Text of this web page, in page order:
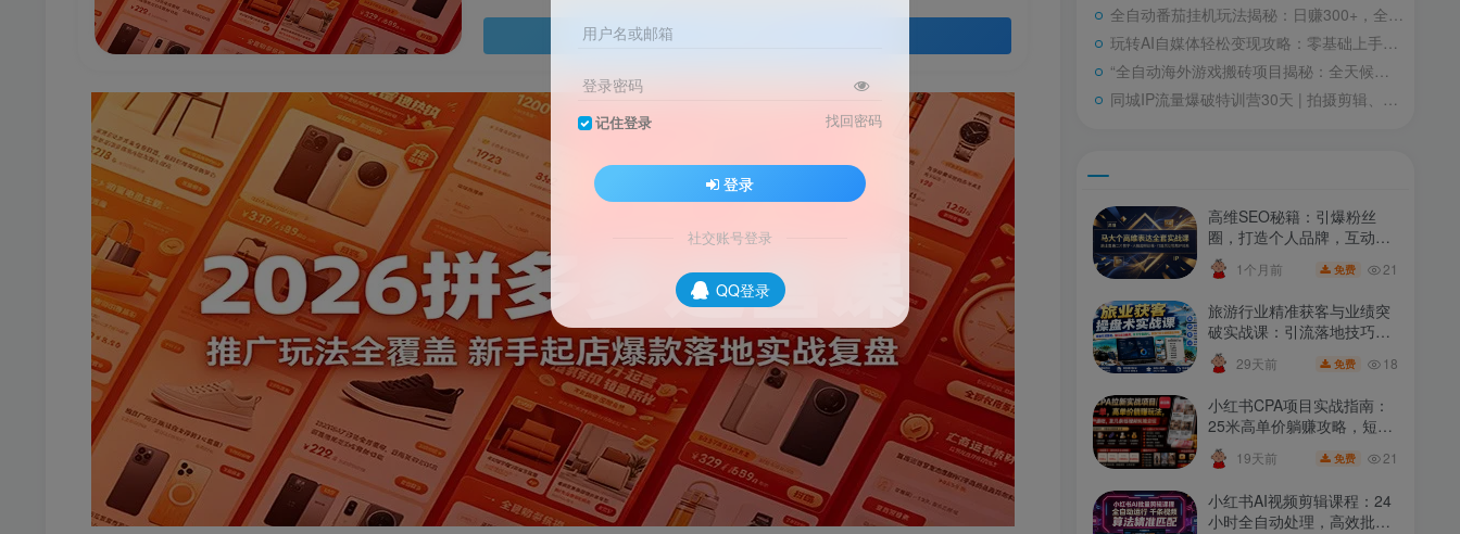
全自动番茄挂机玩法揭秘：日赚300+，全程电脑操作，轻松开启高效盈利之旅
玩转AI自媒体轻松变现攻略：零基础上手，内容制作到盈利全解析
“全自动海外游戏搬砖项目揭秘：全天候运行，告别熬夜，轻松月入过万！”
同城IP流量爆破特训营30天 | 拍摄剪辑、文案引流、成交转化实操教程，助力门店业绩飙升
高维SEO秘籍：引爆粉丝
圈，打造个人品牌，互动营
销策略深度解析
1个月前 免费 21
旅游行业精准获客与业绩突
破实战课：引流落地技巧、
信任成交策略、账号运营迭
代指南29天前 免费 18
小红书CPA项目实战指南：
25米高单价躺赚攻略，短视
频变现秘诀，新老用户全攻
略（更新至0720）
19天前 免费 21
小红书AI视频剪辑课程：24
小时全自动处理，高效批量
用户名或邮箱
登录密码
记住登录 找回密码
登录
社交账号登录
QQ登录